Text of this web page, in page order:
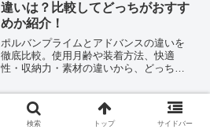
違いは？比較してどっちがおすす
めか紹介！
ポルバンプライムとアドバンスの違いを
徹底比較。使用月齢や装着方法、快適
性・収納力・素材の違いから、どっちが
ップシート選びで迷っている方にぴった
りの記事です。
ポルバンアドバンスの口コミは？
人気色や何キロまで使えるのかも
検索 トップ サイドバー